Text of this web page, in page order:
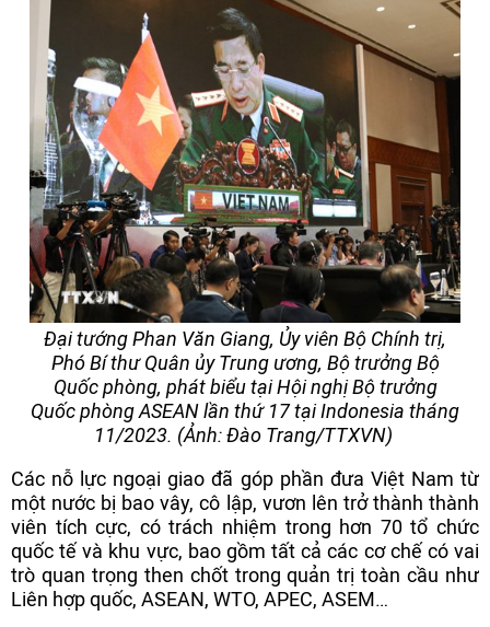
Đại tướng Phan Văn Giang, Ủy viên Bộ Chính trị,
Phó Bí thư Quân ủy Trung ương, Bộ trưởng Bộ
Quốc phòng, phát biểu tại Hội nghị Bộ trưởng
Quốc phòng ASEAN lần thứ 17 tại Indonesia tháng
11/2023. (Ảnh: Đào Trang/TTXVN)
Các nỗ lực ngoại giao đã góp phần đưa Việt Nam từ
một nước bị bao vây, cô lập, vươn lên trở thành thành
viên tích cực, có trách nhiệm trong hơn 70 tổ chức
quốc tế và khu vực, bao gồm tất cả các cơ chế có vai
trò quan trọng then chốt trong quản trị toàn cầu như
Liên hợp quốc, ASEAN, WTO, APEC, ASEM…